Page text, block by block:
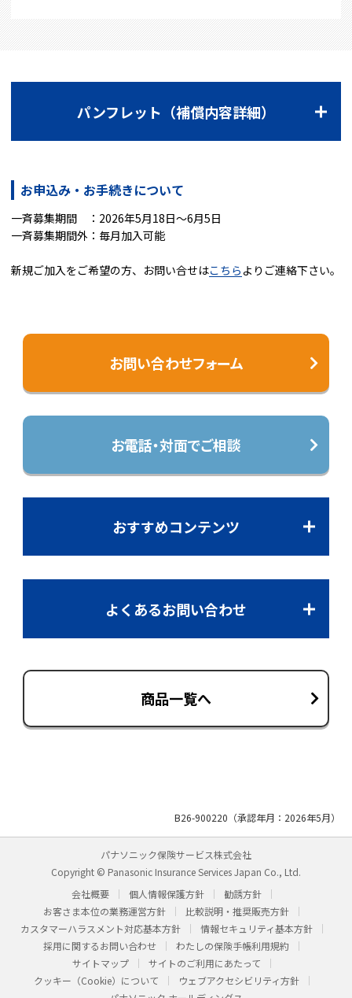
パンフレット（補償内容詳細）
お申込み・お手続きについて
一斉募集期間 ：2026年5月18日～6月5日
一斉募集期間外：毎月加入可能
新規ご加入をご希望の方、お問い合せはこちら よりご連絡下さい。
お問い合わせフォーム
お電話・対面でご相談
おすすめコンテンツ
よくあるお問い合わせ
商品一覧へ
B26-900220（承認年月：2026年5月）
パナソニック保険サービス株式会社
Copyright © Panasonic Insurance Services Japan Co., Ltd.
会社概要
個人情報保護方針
勧誘方針
お客さま本位の業務運営方針
比較説明・推奨販売方針
カスタマーハラスメント対応基本方針
情報セキュリティ基本方針
採用に関するお問い合わせ
わたしの保険手帳利用規約
サイトマップ
サイトのご利用にあたって
クッキー（Cookie）について
ウェブアクセシビリティ方針